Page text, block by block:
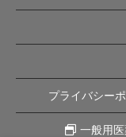
プライバシー
一般用